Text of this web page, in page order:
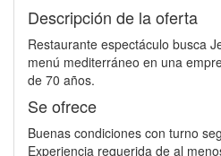
Descripción de la oferta
Restaurante espectáculo busca
menú mediterráneo en una
de 70 años.
Se ofrece
Buenas condiciones con turno
Experiencia requerida de al